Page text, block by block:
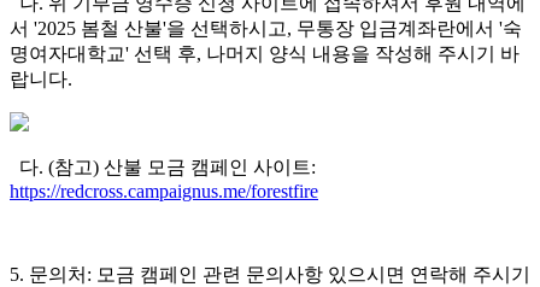
서 '2025 봄철 산불'을 선택하시고, 무통장 입금계좌란에서 '숙
명여자대학교' 선택 후, 나머지 양식 내용을 작성해 주시기 바
랍니다.
다. (참고) 산불 모금 캠페인 사이트:
https://redcross.campaignus.me/forestfire
5. 문의처: 모금 캠페인 관련 문의사항 있으시면 연락해 주시기